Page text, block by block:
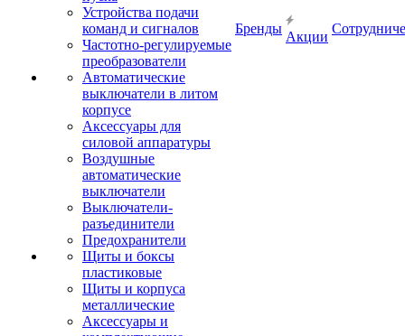
Устройства подачи
команд и сигналов
Частотно-регулируемые
преобразователи
Автоматические
выключатели в литом
корпусе
Аксессуары для
силовой аппаратуры
Воздушные
автоматические
выключатели
Выключатели-
разъединители
Предохранители
Щиты и боксы
пластиковые
Щиты и корпуса
металлические
Аксессуары и
Бренды
Акции